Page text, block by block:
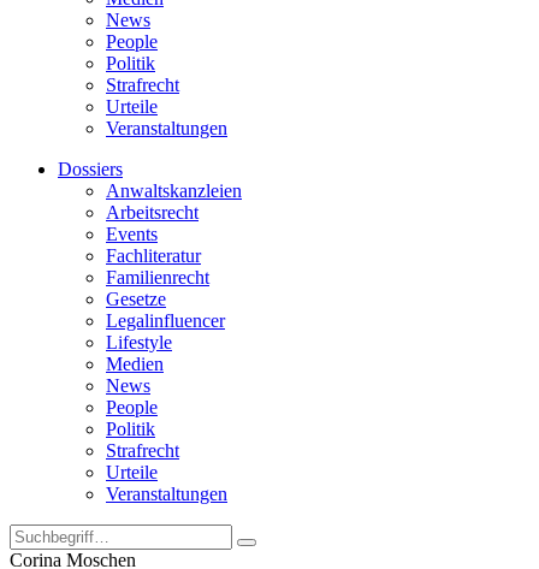
News
People
Politik
Strafrecht
Urteile
Veranstaltungen
Dossiers
Anwaltskanzleien
Arbeitsrecht
Events
Fachliteratur
Familienrecht
Gesetze
Legalinfluencer
Lifestyle
Medien
News
People
Politik
Strafrecht
Urteile
Veranstaltungen
Corina Moschen